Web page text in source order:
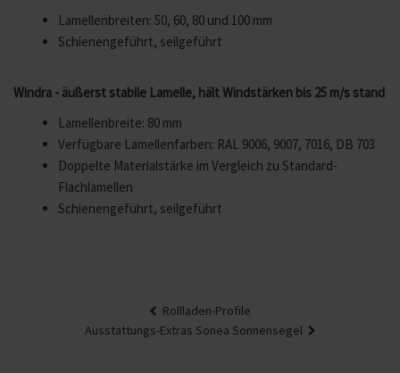
Lamellenbreiten: 50, 60, 80 und 100 mm
Schienengeführt, seilgeführt
Windra - äußerst stabile Lamelle, hält Windstärken bis 25 m/s stand
Lamellenbreite: 80 mm
Verfügbare Lamellenfarben: RAL 9006, 9007, 7016, DB 703
Doppelte Materialstärke im Vergleich zu Standard-
Flachlamellen
Schienengeführt, seilgeführt
Rollladen-Profile
Ausstattungs-Extras Sonea Sonnensegel